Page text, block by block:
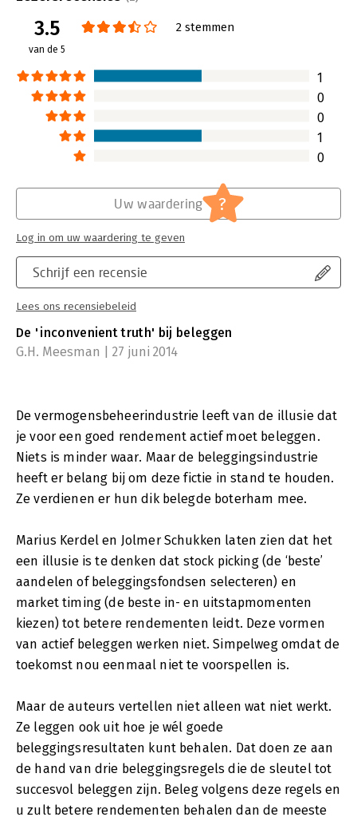
Verschijningsdatum:
19-12-2016
Hoofdrubriek:
3.5
van de 5
2 stemmen
1
0
0
1
0
Schrijf een recensie
Lees ons recensiebeleid
Uw waardering ?
Log in om uw waardering te geven
De 'inconvenient truth' bij beleggen
G.H. Meesman | 27 juni 2014
De vermogensbeheerindustrie leeft van de illusie dat
je voor een goed rendement actief moet beleggen.
Niets is minder waar. Maar de beleggingsindustrie
heeft er belang bij om deze fictie in stand te houden.
Ze verdienen er hun dik belegde boterham mee.
Marius Kerdel en Jolmer Schukken laten zien dat het
een illusie is te denken dat stock picking (de ‘beste’
aandelen of beleggingsfondsen selecteren) en
market timing (de beste in- en uitstapmomenten
kiezen) tot betere rendementen leidt. Deze vormen
van actief beleggen werken niet. Simpelweg omdat de
toekomst nou eenmaal niet te voorspellen is.
Maar de auteurs vertellen niet alleen wat niet werkt.
Ze leggen ook uit hoe je wél goede
beleggingsresultaten kunt behalen. Dat doen ze aan
de hand van drie beleggingsregels die de sleutel tot
succesvol beleggen zijn. Beleg volgens deze regels en
u zult betere rendementen behalen dan de meeste